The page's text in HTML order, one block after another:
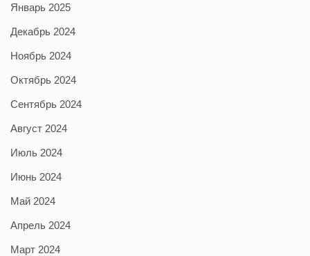
Январь 2025
Декабрь 2024
Ноябрь 2024
Октябрь 2024
Сентябрь 2024
Август 2024
Июль 2024
Июнь 2024
Май 2024
Апрель 2024
Март 2024